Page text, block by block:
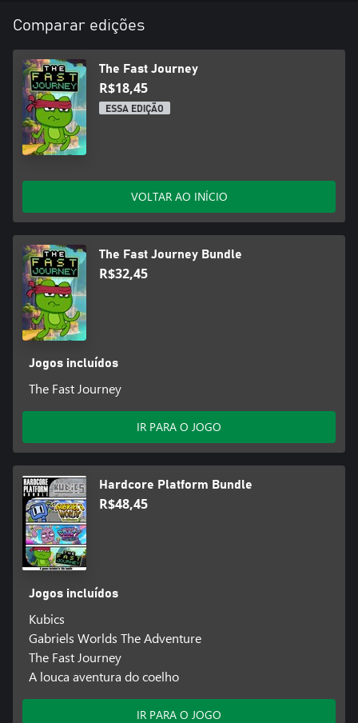
Comparar edições
The Fast Journey
R$18,45
ESSA EDIÇÃO
VOLTAR AO INÍCIO
The Fast Journey Bundle
R$32,45
Jogos incluídos
The Fast Journey
IR PARA O JOGO
Hardcore Platform Bundle
R$48,45
Jogos incluídos
Kubics
Gabriels Worlds The Adventure
The Fast Journey
A louca aventura do coelho
IR PARA O JOGO